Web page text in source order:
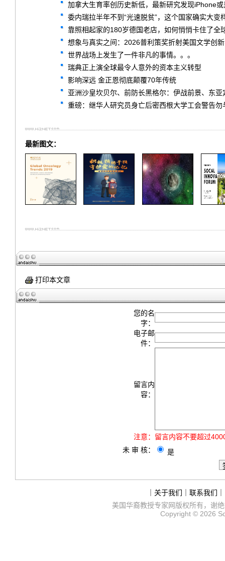
加拿大生育率创历史新低，最新研究发现iPhone
委内瑞拉半年不到“光速脱贫”，这个国家确实大变
靠照相起家的180岁德国老店，如何悄悄卡住了全
想象与真实之间：2026普利策奖折射美国文学创
世界战场上发生了一件非凡的事情。。。
瑞典正上演全球最令人意外的资本主义转型
影响深远 金正恩彻底颠覆70年传统
亚洲沙皇坎贝尔、前防长黑格尔：伊战前景、东亚
重磅：继华人研究员身亡后密西根大学工会警告勿
最新图文：
打印本文章
您的名
字：
电子邮
件：
留言内
容：
注意： 留言内容不要超过
未 审 核：
是
关于我们 联系我们
美国华裔教授专家网版权所有，谢
Copyright © 2026